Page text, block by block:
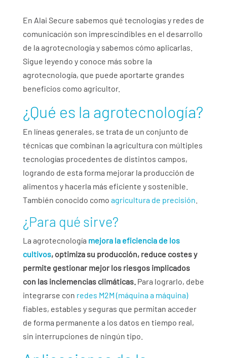
En Alai Secure sabemos qué tecnologías y redes de
comunicación son imprescindibles en el desarrollo
de la agrotecnología y sabemos cómo aplicarlas.
Sigue leyendo y conoce más sobre la
agrotecnología, que puede aportarte grandes
beneficios como agricultor.
¿Qué es la agrotecnología?
En líneas generales, se trata de un conjunto de
técnicas que combinan la agricultura con múltiples
tecnologías procedentes de distintos campos,
logrando de esta forma mejorar la producción de
alimentos y hacerla más eficiente y sostenible.
También conocido como agricultura de precisión
¿Para qué sirve?
La agrotecnología mejora la eficiencia de los
cultivos, optimiza su producción, reduce costes y
permite gestionar mejor los riesgos implicados
con las inclemencias climáticas. Para lograrlo, debe
integrarse con redes M2M (máquina a máquina)
fiables, estables y seguras que permitan acceder
de forma permanente a los datos en tiempo real,
sin interrupciones de ningún tipo.